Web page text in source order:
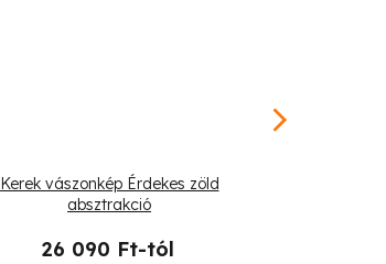
Kerek vászonkép Érdekes zöld
absztrakció
26 090 Ft-tól